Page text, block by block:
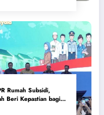
Rumah Subsidi,
Beri Kepastian bagi